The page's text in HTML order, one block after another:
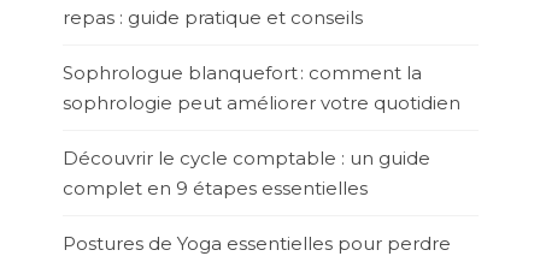
repas : guide pratique et conseils
Sophrologue blanquefort : comment la
sophrologie peut améliorer votre quotidien
Découvrir le cycle comptable : un guide
complet en 9 étapes essentielles
Postures de Yoga essentielles pour perdre